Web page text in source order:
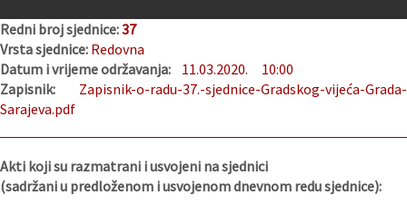
Redni broj sjednice:37
Vrsta sjednice: Redovna
Datum i vrijeme održavanja:
11.03.2020.
10:00
Zapisnik:
Zapisnik-o-radu-37.-sjednice-Gradskog-vijeća-Grada-
Sarajeva.pdf
Akti koji su razmatrani i usvojeni na sjednici
(sadržani u predloženom i usvojenom dnevnom redu sjednice):